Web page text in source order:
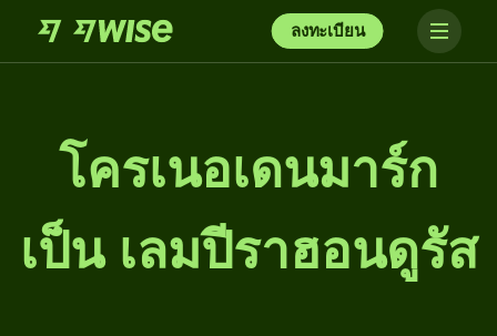
ลงทะเบียน
โครเนอเดนมาร์ก
เป็น เลมปีราฮอนดูรัส